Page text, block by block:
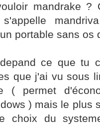
mandrake ?
portable sans os
ce que tu
que j'ai vu sous
( permet
) mais le plus
choix du